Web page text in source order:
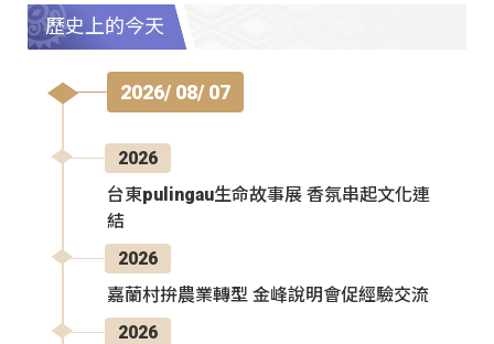
歷史上的今天
2026/ 08/ 07
2026
台東pulingau生命故事展 香氛串起文化連
結
2026
嘉蘭村拚農業轉型 金峰說明會促經驗交流
2026